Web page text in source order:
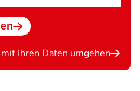
Ihren Daten umgehen